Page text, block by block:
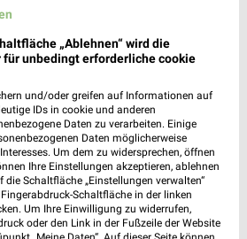
Kaufland
„Ablehnen“ wird die
unbedingt erforderliche cookie
und/oder greifen auf Informationen auf
IDs in cookie und anderen
Daten zu verarbeiten. Einige
Daten möglicherweise
Um dem zu widersprechen, öffnen
Ihre Einstellungen akzeptieren, ablehnen
die Schaltfläche „Einstellungen verwalten“
Schaltfläche in der linken
Um Ihre Einwilligung zu widerrufen,
oder den Link in der Fußzeile der Website